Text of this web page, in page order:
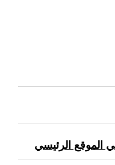
الموقع الرئيسي